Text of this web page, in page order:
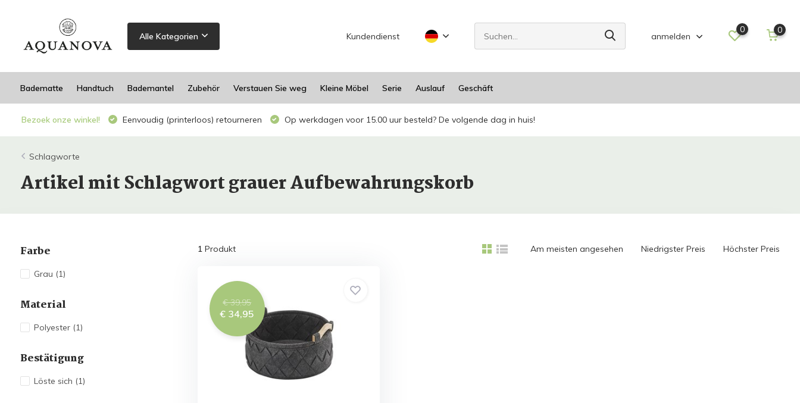
Alle Kategorien Kundendienst anmelden
0 0
Badematte Handtuch Bademantel Zubehör Verstauen Sie weg Kleine Möbel Serie Auslauf Geschäft
Bezoek onze winkel! Eenvoudig (printerloos) retourneren Op werkdagen voor 15.00 uur besteld? De volgende dag in huis!
Schlagworte
Artikel mit Schlagwort grauer Aufbewahrungskorb
Farbe
Grau (1)
Material
Polyester (1)
Bestätigung
Löste sich (1)
1Produkt Am meisten angesehen Niedrigster Preis Höchster Preis
€ 39,95
€ 34,95